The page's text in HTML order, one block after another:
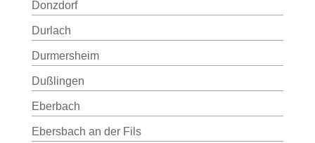
Donzdorf
Durlach
Durmersheim
Dußlingen
Eberbach
Ebersbach an der Fils